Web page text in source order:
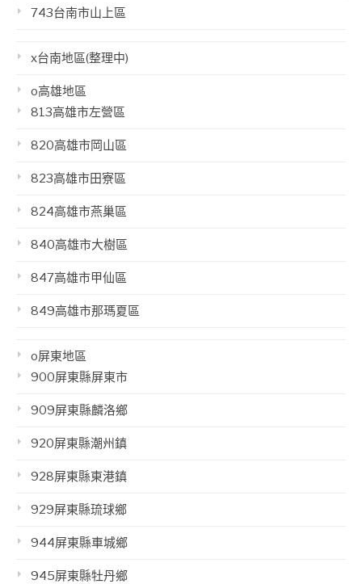
743台南市山上區
x台南地區(整理中)
o高雄地區
813高雄市左營區
820高雄市岡山區
823高雄市田寮區
824高雄市燕巢區
840高雄市大樹區
847高雄市甲仙區
849高雄市那瑪夏區
o屏東地區
900屏東縣屏東市
909屏東縣麟洛鄉
920屏東縣潮州鎮
928屏東縣東港鎮
929屏東縣琉球鄉
944屏東縣車城鄉
945屏東縣牡丹鄉